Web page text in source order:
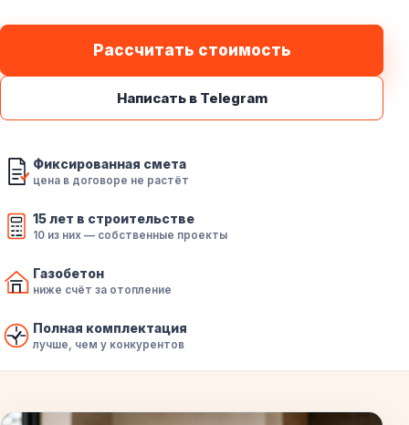
Рассчитать стоимость
Написать в Telegram
Фиксированная смета
цена в договоре не растёт
15 лет в строительстве
10 из них — собственные проекты
Газобетон
ниже счёт за отопление
Полная комплектация
лучше, чем у конкурентов